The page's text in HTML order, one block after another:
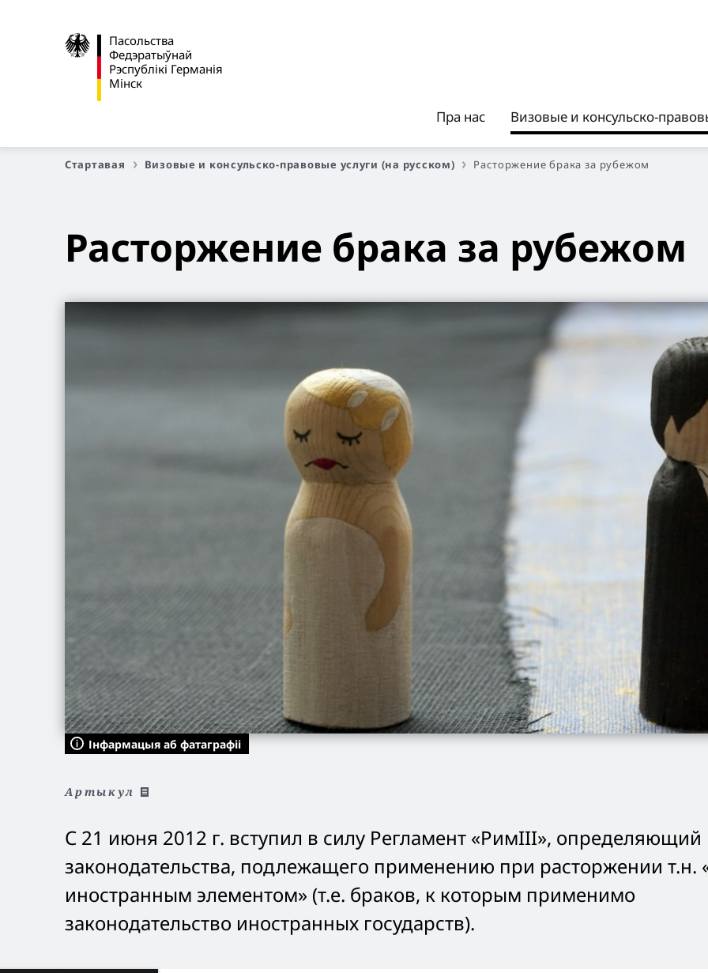
Пасольства
Федэратыўнай
Рэспублікі Германія
Мінск
Пра нас Визовые и консульско-
Стартавая Визовые и консульско-правовые услуги (на русском) Расторжение брака за рубежом
Расторжение брака за рубежом
Інфармацыя аб фатаграфіі
Артыкул
С 21 июня 2012 г. вступил в силу Регламент «РимIII»,
законодательства, подлежащего применению при расторжении т.н.
иностранным элементом» (т.е. браков, к которым применимо
законодательство иностранных государств).